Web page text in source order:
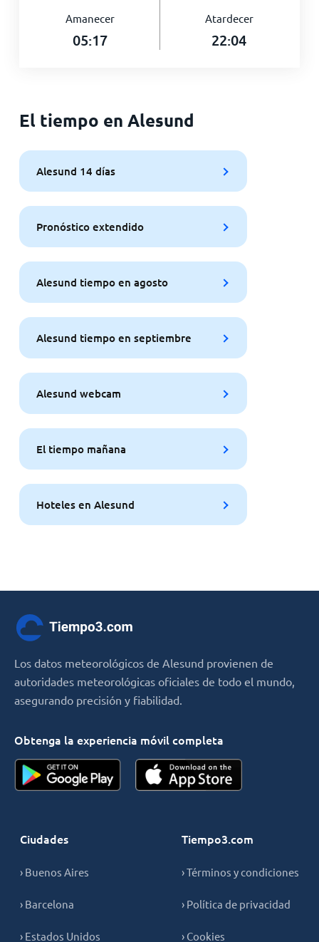
Amanecer
05:17
Atardecer
22:04
El tiempo en Alesund
Alesund 14 días
Pronóstico extendido
Alesund tiempo en agosto
Alesund tiempo en septiembre
Alesund webcam
El tiempo mañana
Hoteles en Alesund
Los datos meteorológicos de Alesund provienen de
autoridades meteorológicas oficiales de todo el mundo,
asegurando precisión y fiabilidad.
Obtenga la experiencia móvil completa
Ciudades
› Buenos Aires
› Barcelona
› Estados Unidos
Tiempo3.com
› Términos y condiciones
› Política de privacidad
› Cookies